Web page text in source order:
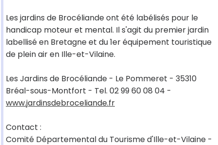
Les jardins de Brocéliande ont été labélisés pour le
handicap moteur et mental. Il s'agit du premier jardin
labellisé en Bretagne et du 1er équipement touristique
de plein air en Ille-et-Vilaine.
Les Jardins de Brocéliande - Le Pommeret - 35310
Bréal-sous-Montfort - Tel. 02 99 60 08 04 -
www.jardinsdebroceliande.fr
Contact :
Comité Départemental du Tourisme d'Ille-et-Vilaine -